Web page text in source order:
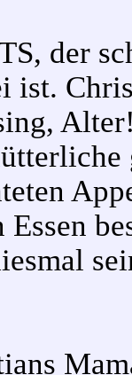
der
ist.